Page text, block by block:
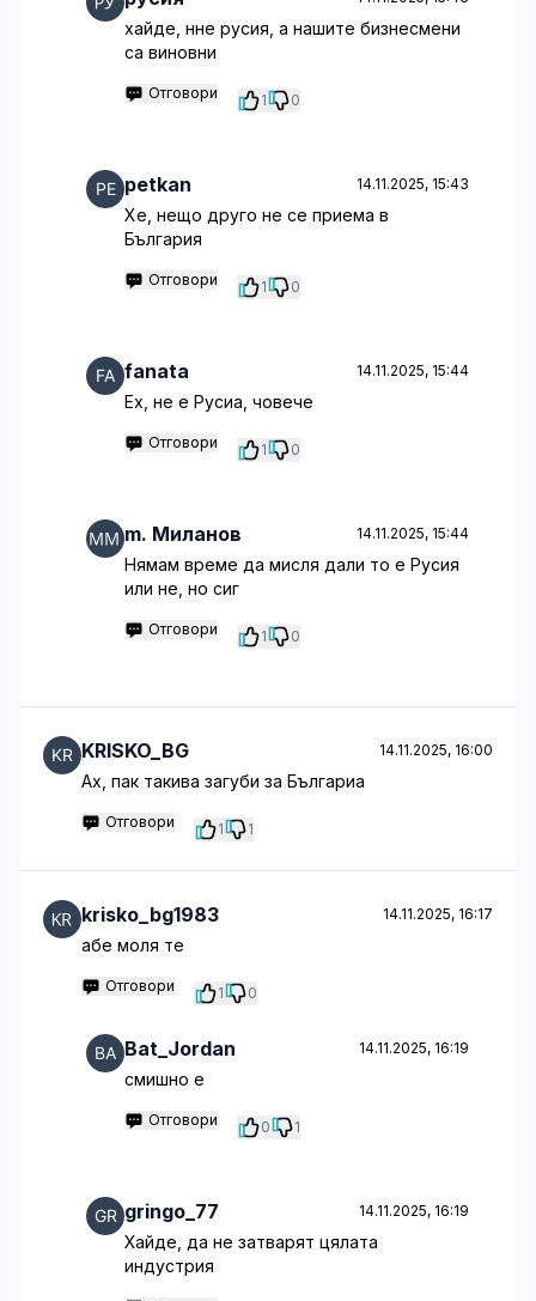
хайде, нне русия, а нашите бизнесмени
са виновни
Отговори 1 0
petkan 14.11.2025, 15:43
Хе, нещо друго не се приема в
България
Отговори 1 0
fanata 14.11.2025, 15:44
Ех, не е Русиа, човече
Отговори 1 0
m. Миланов 14.11.2025, 15:44
Нямам време да мисля дали то е Русия
или не, но сиг
Отговори 1 0
KRISKO_BG 14.11.2025, 16:00
Aх, пак такива загуби за Българиа
Отговори 1 1
krisko_bg1983 14.11.2025, 16:17
абе моля те
Отговори 1 0
Bat_Jordan 14.11.2025, 16:19
смишно е
Отговори 0 1
gringo_77 14.11.2025, 16:19
Хайде, да не затварят цялата
индустрия